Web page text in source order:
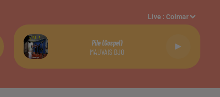
Live :Colmar
Pile (gospel)
MAUVAIS DJO